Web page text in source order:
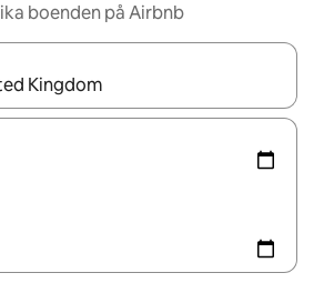
boenden på Airbnb
kan du navigera med upp- och